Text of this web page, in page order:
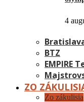
4
BTZ
EMPIRE
ZO
Zo zákulisia